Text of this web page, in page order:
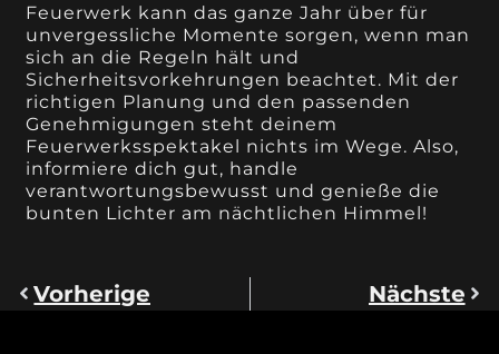
Feuerwerk kann das ganze Jahr über für
unvergessliche Momente sorgen, wenn man
sich an die Regeln hält und
Sicherheitsvorkehrungen beachtet. Mit der
richtigen Planung und den passenden
Genehmigungen steht deinem
Feuerwerksspektakel nichts im Wege. Also,
informiere dich gut, handle
verantwortungsbewusst und genieße die
bunten Lichter am nächtlichen Himmel!
Vorherige Nächste